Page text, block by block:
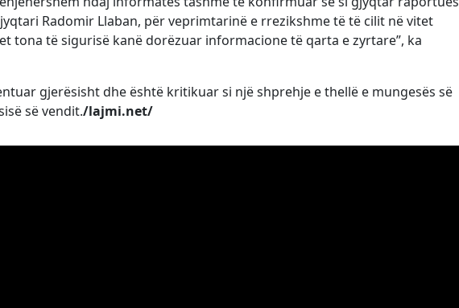
Radomir Llaban, për veprimtarinë e rrezikshme të të cilit në vitet
tona të sigurisë kanë dorëzuar informacione të qarta e zyrtare”, ka
gjerësisht dhe është kritikuar si një shprehje e thellë e mungesës së
së vendit./lajmi.net/